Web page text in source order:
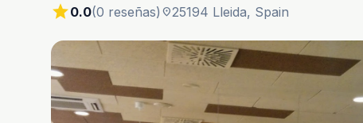
star0.0(0 reseñas) location_on25194 Lleida, Spain